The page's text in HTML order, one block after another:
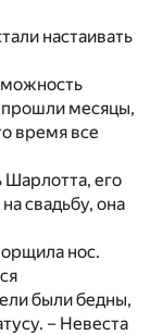
настаивать
прошли месяцы,
время все
Шарлотта, его
свадьбу, она
нос.
были бедны,
– Невеста